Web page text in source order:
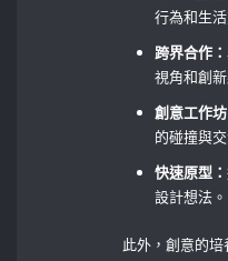
行為和生
跨界合作：
視角和創
創意工作
的碰撞與交
快速原型：
設計想法。
此外，創意的